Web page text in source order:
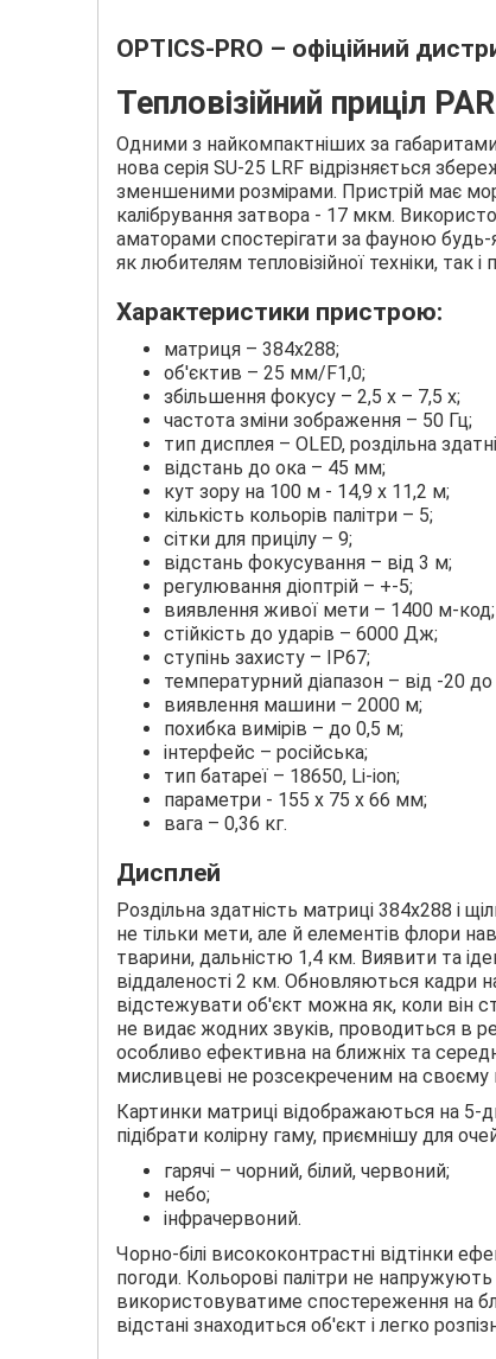
OPTICS-PRO – офіційний
Тепловізійний приціл
Одними з найкомпактніших за
нова серія SU-25 LRF відрізняється
зменшеними розмірами. Пристрій має
калібрування затвора - 17 мкм.
аматорами спостерігати за фауною будь-
як любителям тепловізійної техніки, так
Характеристики пристрою:
матриця – 384х288;
об'єктив – 25 мм/F1,0;
збільшення фокусу – 2,5 х – 7,5 х;
частота зміни зображення – 50 Гц;
тип дисплея – OLED, роздільна
відстань до ока – 45 мм;
кут зору на 100 м - 14,9 х 11,2 м;
кількість кольорів палітри – 5;
сітки для прицілу – 9;
відстань фокусування – від 3 м;
регулювання діоптрій – +-5;
виявлення живої мети – 1400 м-код;
стійкість до ударів – 6000 Дж;
ступінь захисту – IP67;
температурний діапазон – від -20
виявлення машини – 2000 м;
похибка вимірів – до 0,5 м;
інтерфейс – російська;
тип батареї – 18650, Li-ion;
параметри - 155 х 75 х 66 мм;
вага – 0,36 кг.
Дисплей
Роздільна здатність матриці 384х288 і
не тільки мети, але й елементів флори
тварини, дальністю 1,4 км. Виявити та
віддаленості 2 км. Обновляються кадри
відстежувати об'єкт можна як, коли він
не видає жодних звуків, проводиться в
особливо ефективна на ближніх та
мисливцеві не розсекреченим на своєму
Картинки матриці відображаються на
підібрати колірну гаму, приємнішу для
гарячі – чорний, білий, червоний;
небо;
інфрачервоний.
Чорно-білі висококонтрастні відтінки
погоди. Кольорові палітри не
використовуватиме спостереження на
відстані знаходиться об'єкт і легко